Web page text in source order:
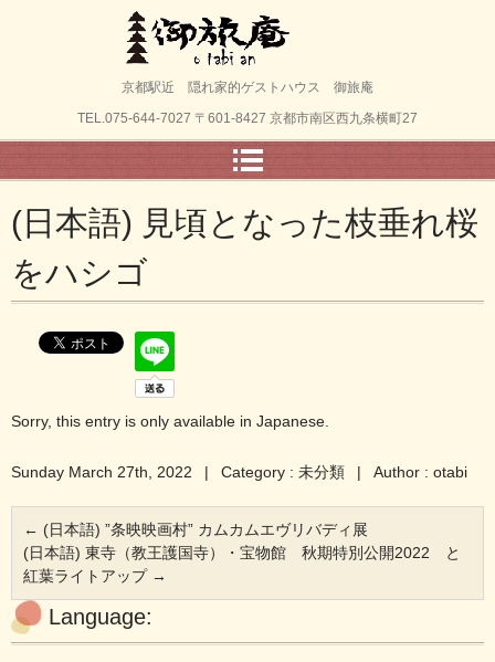
(日本語) 御旅庵ブログ
京都駅近 隠れ家的ゲストハウス 御旅庵
TEL.075-644-7027 〒601-8427 京都市南区西九条横町27
(日本語) 見頃となった枝垂れ桜
をハシゴ
Sorry, this entry is only available in Japanese
Sunday March 27th, 2022 | Category : 未分類 | Author : otabi
← (日本語) ”条映映画村” カムカムエヴリバディ展
(日本語) 東寺（教王護国寺）・宝物館 秋期特別公開2022 と
紅葉ライトアップ →
Language: